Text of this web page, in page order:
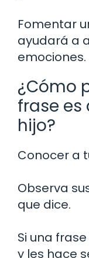
Fomentar
ayudará a
emociones.
¿Cómo
frase
hijo?
Conocer a
Observa
que dice.
Si una
y les hace